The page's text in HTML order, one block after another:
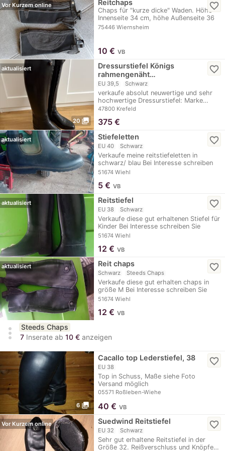
Vor Kurzem online Reitchaps
Chaps für "kurze dicke" Waden. Höhe
Innenseite 34 cm, höhe Außenseite 36
cm, Waden…
75446 Wiernsheim
favorite_border
10 € VB
20 photo_library
aktualisiert
Dressurstiefel Königs
rahmengenäht…
EU 39,5 Schwarz
verkaufe absolut neuwertige und sehr
hochwertige Dressurstiefel: Marke…
47800 Krefeld
favorite_border
375 €
aktualisiert Stiefeletten
EU 40 Schwarz
Verkaufe meine reitstiefeletten in
schwarz/ blau Bei Interesse schreiben
Sie mich…
51674 Wiehl
favorite_border
5 € VB
aktualisiert Reitstiefel
EU 38 Schwarz
Verkaufe diese gut erhaltenen Stiefel für
Kinder Bei Interesse schreiben Sie
mich…
51674 Wiehl
favorite_border
12 € VB
aktualisiert Reit chaps
Schwarz Steeds Chaps
Verkaufe diese gut erhalten chaps in
größe M Bei Interesse schreiben Sie
mich gerne an
51674 Wiehl
favorite_border
12 € VB
more_vert
Steeds Chaps
7 Inserate ab 10 € anzeigen
6 photo_library
Cacallo top Lederstiefel, 38
EU 38
Top in Schuss, Maße siehe Foto
Versand möglich
05571 Roßleben-Wiehe
favorite_border
40 € VB
Vor Kurzem online Suedwind Reitstiefel
EU 32 Schwarz
Sehr gut erhaltene Reitstiefel in der
Größe 32. Reißverschluss und Knöpfe…
favorite_border